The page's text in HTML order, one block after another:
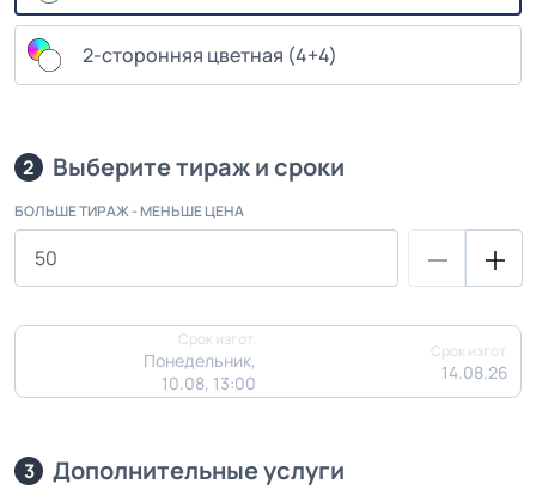
2-сторонняя цветная (4+4)
2 Выберите тираж и сроки
БОЛЬШЕ ТИРАЖ - МЕНЬШЕ ЦЕНА
Срок изгот.
Понедельник,
10.08, 13:00
Срок изгот.
14.08.26
3 Дополнительные услуги